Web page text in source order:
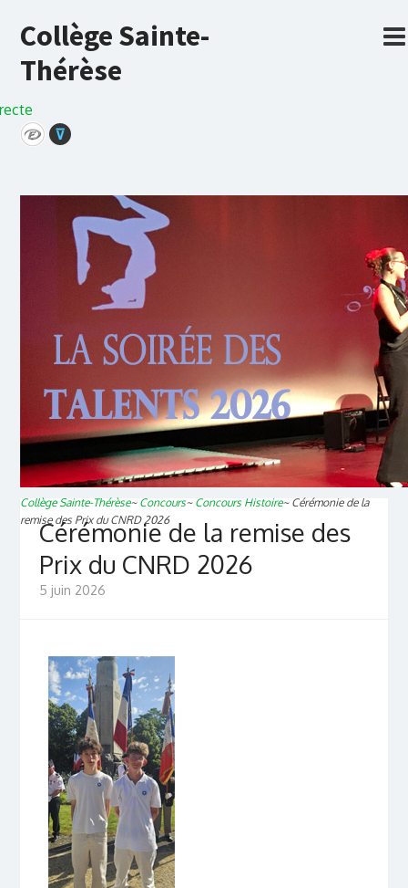
Collège Sainte-
Thérèse
⊽
Collège Sainte-Thérèse~ Concours~ Concours Histoire~ Cérémonie de la
remise des Prix du CNRD 2026
Cérémonie de la remise des
Prix du CNRD 2026
5 juin 2026